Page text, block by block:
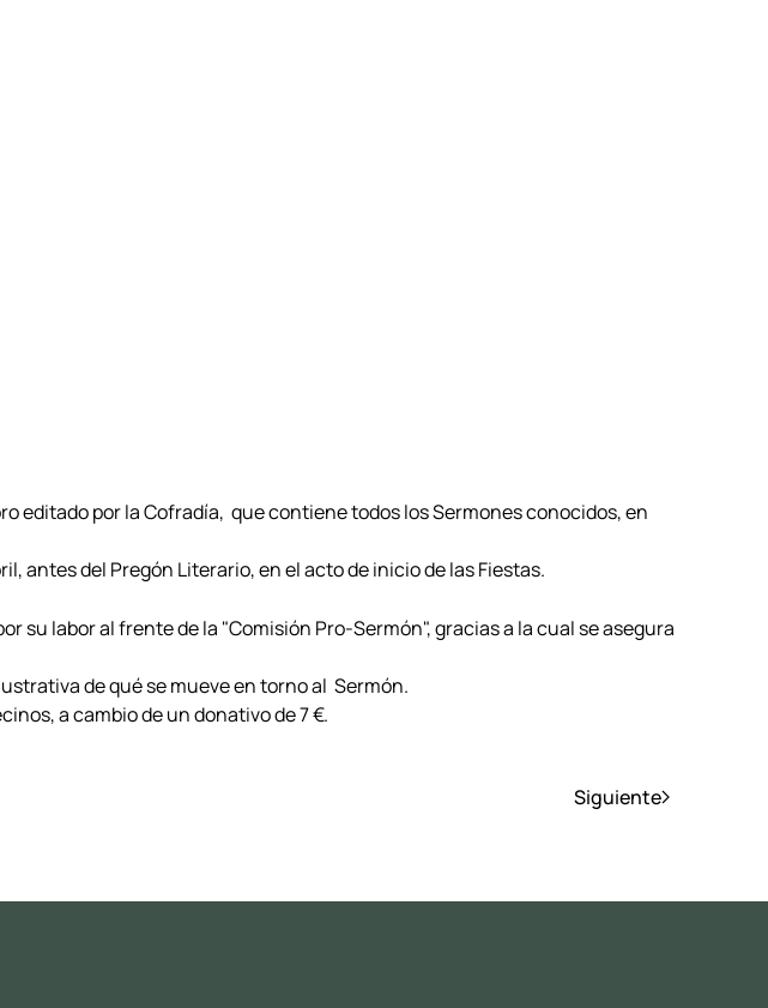
editado por la Cofradía, que contiene todos los Sermones conocidos, en
antes del Pregón Literario, en el acto de inicio de las Fiestas.
labor al frente de la "Comisión Pro-Sermón", gracias a la cual se asegura
de qué se mueve en torno al Sermón.
a cambio de un donativo de 7 €.
Siguiente